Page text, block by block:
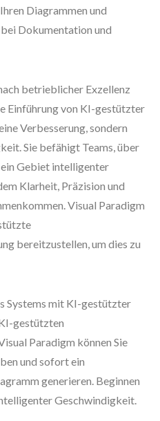
Diagrammen und
Dokumentation und
betrieblicher Exzellenz
Einführung von KI-gestützter
Verbesserung, sondern
Sie befähigt Teams, über
ein Gebiet intelligenter
Klarheit, Präzision und
Visual Paradigm
bereitzustellen, um dies zu
Systems mit KI-gestützter
gestützten
Paradigm können Sie
und sofort ein
generieren. Beginnen
Geschwindigkeit.